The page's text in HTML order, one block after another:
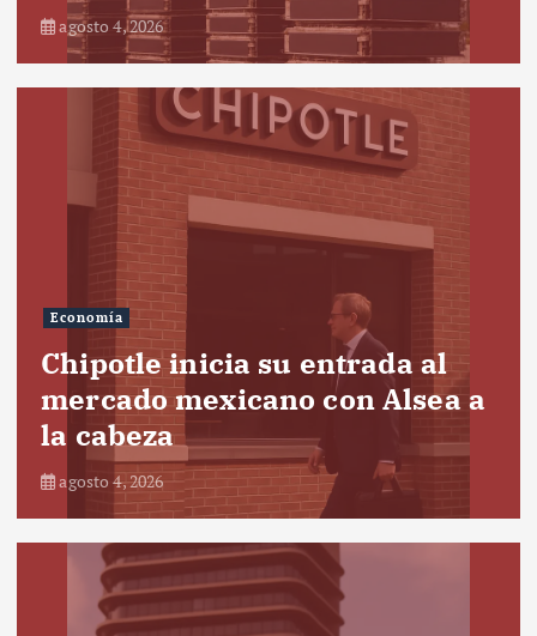
agosto 4, 2026
Economía
Chipotle inicia su entrada al
mercado mexicano con Alsea a
la cabeza
agosto 4, 2026